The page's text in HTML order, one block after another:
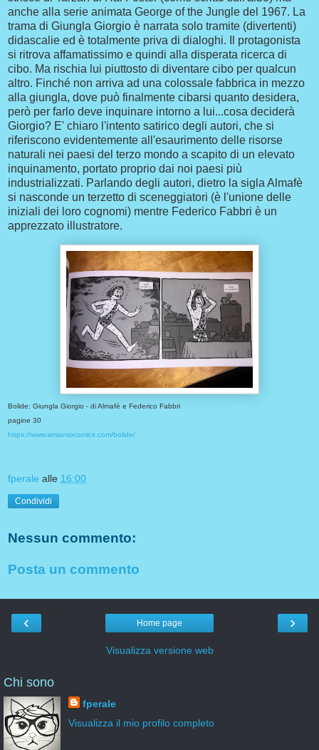
anche alla serie animata George of the Jungle del 1967. La
trama di Giungla Giorgio è narrata solo tramite (divertenti)
didascalie ed è totalmente priva di dialoghi. Il protagonista
si ritrova affamatissimo e quindi alla disperata ricerca di
cibo. Ma rischia lui piuttosto di diventare cibo per qualcun
altro. Finché non arriva ad una colossale fabbrica in mezzo
alla giungla, dove può finalmente cibarsi quanto desidera,
però per farlo deve inquinare intorno a lui...cosa deciderà
Giorgio? E' chiaro l'intento satirico degli autori, che si
riferiscono evidentemente all'esaurimento delle risorse
naturali nei paesi del terzo mondo a scapito di un elevato
inquinamento, portato proprio dai noi paesi più
industrializzati. Parlando degli autori, dietro la sigla Almafè
si nasconde un terzetto di sceneggiatori (è l'unione delle
iniziali dei loro cognomi) mentre Federico Fabbri è un
apprezzato illustratore.
Bolide: Giungla Giorgio - di Almafè e Federico Fabbri
pagine 30
https://www.amiantocomics.com/bolide/
fperale alle 16:00
Condividi
Nessun commento:
Posta un commento
‹ ›
Home page
Visualizza versione web
Chi sono
fperale
Visualizza il mio profilo completo